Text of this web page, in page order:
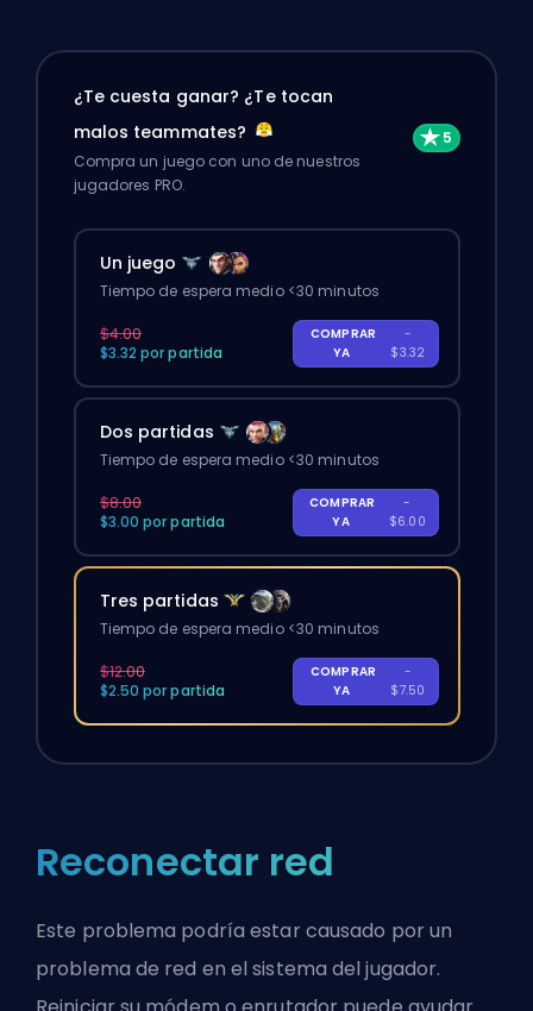
¿Te cuesta ganar? ¿Te tocan
malos teammates?
Compra un juego con uno de nuestros
jugadores PRO.
Un juego
Tiempo de espera medio <30 minutos
$4.00
$3.32 por partida
COMPRAR
YA
-
$3.32
Dos partidas
Tiempo de espera medio <30 minutos
$8.00
$3.00 por partida
COMPRAR
YA
-
$6.00
Tres partidas
Tiempo de espera medio <30 minutos
$12.00
$2.50 por partida
COMPRAR
YA
-
$7.50
Reconectar red
Este problema podría estar causado por un
problema de red en el sistema del jugador.